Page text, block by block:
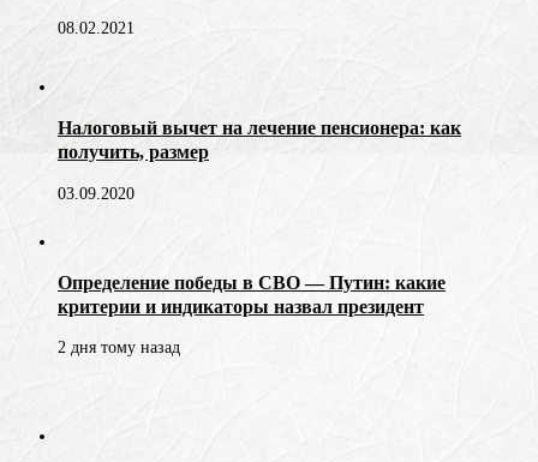
08.02.2021
Налоговый вычет на лечение пенсионера: как
получить, размер
03.09.2020
Определение победы в СВО — Путин: какие
критерии и индикаторы назвал президент
2 дня тому назад